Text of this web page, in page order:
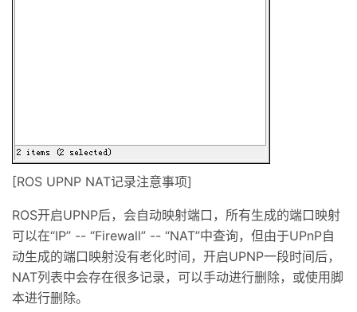
[ROS UPNP NAT记录注意事项]
ROS开启UPNP后，会自动映射端口，所有生成的端口映射
可以在“IP” -- “Firewall” -- “NAT”中查询，但由于UPnP自
动生成的端口映射没有老化时间，开启UPNP一段时间后，
NAT列表中会存在很多记录，可以手动进行删除，或使用脚
本进行删除。